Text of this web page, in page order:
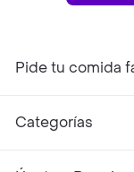
Pide tu comida
Categorías